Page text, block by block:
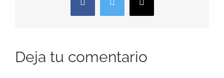
FacebookTwitter
Correo
electrónico
Deja tu comentario